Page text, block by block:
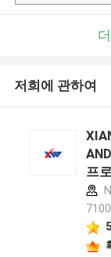
저희에 관하여
프